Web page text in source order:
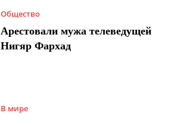
Общество
Арестовали мужа телеведущей
Нигяр Фархад
В мире